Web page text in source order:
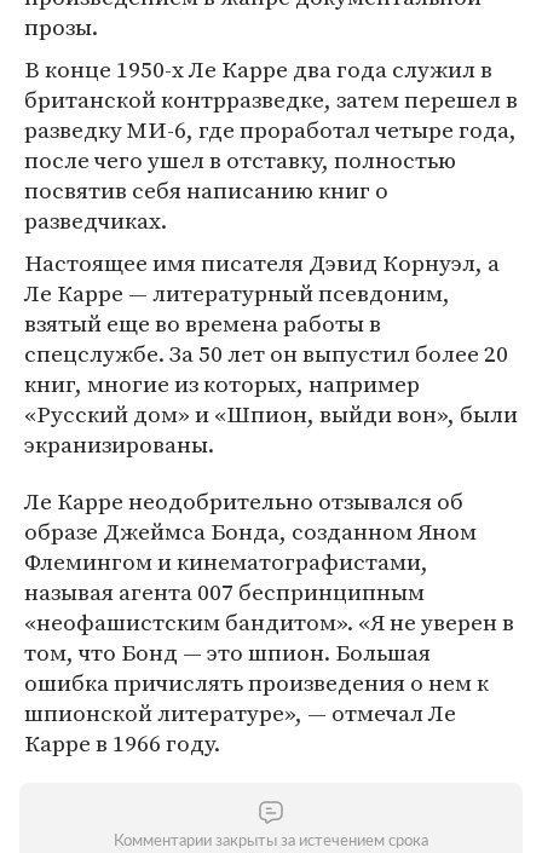
прозы.
В конце 1950-х Ле Карре два года служил в
британской контрразведке, затем перешел в
разведку МИ-6, где проработал четыре года,
после чего ушел в отставку, полностью
посвятив себя написанию книг о
разведчиках.
Настоящее имя писателя Дэвид Корнуэл, а
Ле Карре — литературный псевдоним,
взятый еще во времена работы в
спецслужбе. За 50 лет он выпустил более 20
книг, многие из которых, например
«Русский дом» и «Шпион, выйди вон», были
экранизированы.
Ле Карре неодобрительно отзывался об
образе Джеймса Бонда, созданном Яном
Флемингом и кинематографистами,
называя агента 007 беспринципным
«неофашистским бандитом». «Я не уверен в
том, что Бонд — это шпион. Большая
ошибка причислять произведения о нем к
шпионской литературе», — отмечал Ле
Карре в 1966 году.
Комментарии закрыты за истечением срока